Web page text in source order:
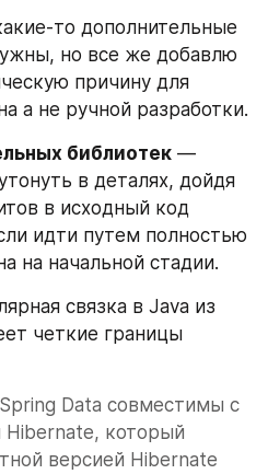
то дополнительные
но все же добавлю
причину для
а не ручной разработки.
библиотек —
в деталях, дойдя
в исходный код
идти путем полностью
на начальной стадии.
связка в Java из
четкие границы
Data совместимы с
Hibernate, который
версией Hibernate